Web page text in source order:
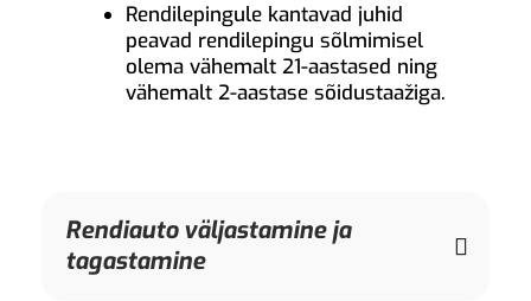
Rendilepingule kantavad juhid
peavad rendilepingu sõlmimisel
olema vähemalt 21-aastased ning
vähemalt 2-aastase sõidustaažiga.
Rendiauto väljastamine ja
tagastamine